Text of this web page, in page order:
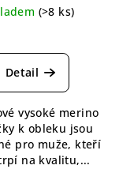
(>8 ks)
hodnocení
produktu
z
5
hvězdiček.
Detail
vysoké merino
k obleku jsou
pro muže, kteří
na kvalitu,...